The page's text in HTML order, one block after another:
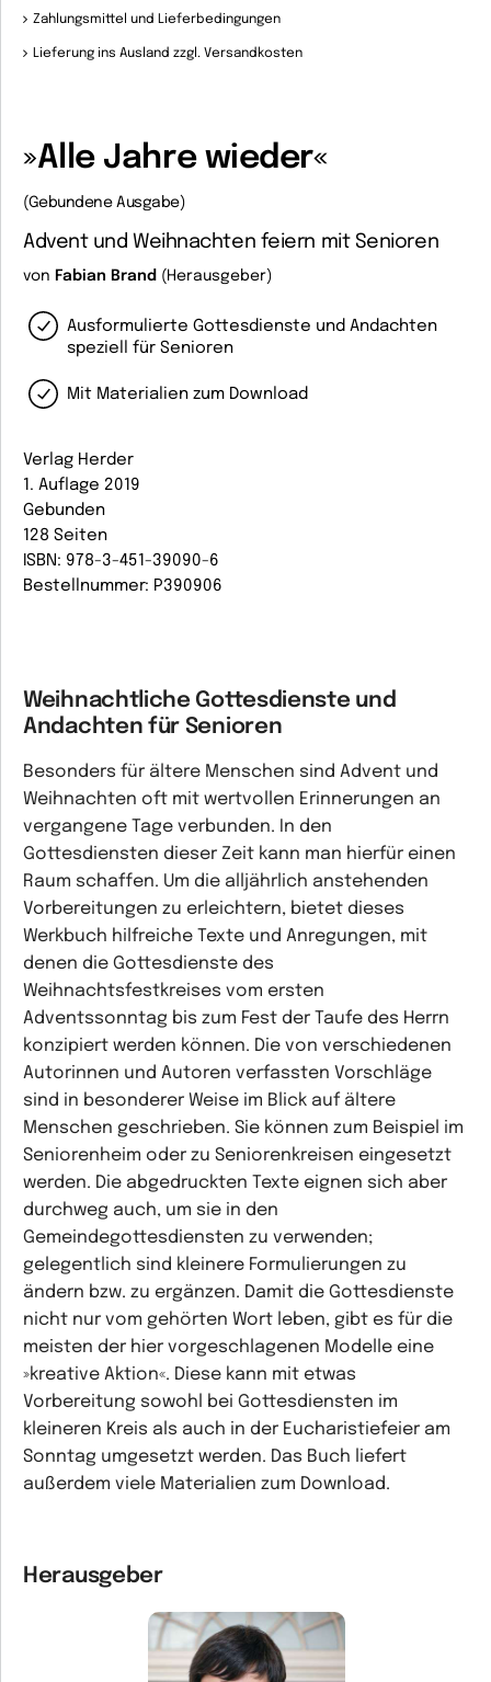
Zahlungsmittel und Lieferbedingungen
Lieferung ins Ausland zzgl. Versandkosten
»Alle Jahre wieder«
(Gebundene Ausgabe)
Advent und Weihnachten feiern mit Senioren
von Fabian Brand (Herausgeber)
Ausformulierte Gottesdienste und Andachten
speziell für Senioren
Mit Materialien zum Download
Verlag Herder
1. Auflage 2019
Gebunden
128 Seiten
ISBN: 978-3-451-39090-6
Bestellnummer: P390906
Weihnachtliche Gottesdienste und
Andachten für Senioren
Besonders für ältere Menschen sind Advent und
Weihnachten oft mit wertvollen Erinnerungen an
vergangene Tage verbunden. In den
Gottesdiensten dieser Zeit kann man hierfür einen
Raum schaffen. Um die alljährlich anstehenden
Vorbereitungen zu erleichtern, bietet dieses
Werkbuch hilfreiche Texte und Anregungen, mit
denen die Gottesdienste des
Weihnachtsfestkreises vom ersten
Adventssonntag bis zum Fest der Taufe des Herrn
konzipiert werden können. Die von verschiedenen
Autorinnen und Autoren verfassten Vorschläge
sind in besonderer Weise im Blick auf ältere
Menschen geschrieben. Sie können zum Beispiel im
Seniorenheim oder zu Seniorenkreisen eingesetzt
werden. Die abgedruckten Texte eignen sich aber
durchweg auch, um sie in den
Gemeindegottesdiensten zu verwenden;
gelegentlich sind kleinere Formulierungen zu
ändern bzw. zu ergänzen. Damit die Gottesdienste
nicht nur vom gehörten Wort leben, gibt es für die
meisten der hier vorgeschlagenen Modelle eine
»kreative Aktion«. Diese kann mit etwas
Vorbereitung sowohl bei Gottesdiensten im
kleineren Kreis als auch in der Eucharistiefeier am
Sonntag umgesetzt werden. Das Buch liefert
außerdem viele Materialien zum Download.
Herausgeber